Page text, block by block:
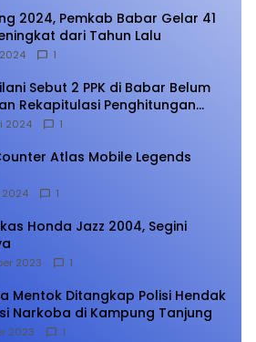
2024, Pemkab Babar Gelar 41
dari Tahun Lalu
1
Sebut 2 PPK di Babar Belum
Rekapitulasi Penghitungan
2024 1
Atlas Mobile Legends
2024 1
Honda Jazz 2004, Segini
2023 1
Mentok Ditangkap Polisi Hendak
Narkoba di Kampung Tanjung
2023 1